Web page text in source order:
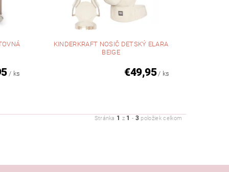
/ ks
KINDERKRAFT NOSIČ DETSKÝ ELARA
BEIGE
€49,95 / ks
Stránka 1 z 1 - 3 položiek celkom